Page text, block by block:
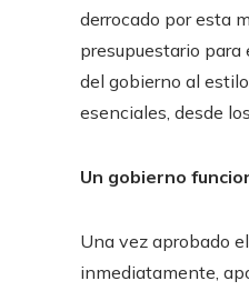
derrocado por esta
presupuestario para
del gobierno al
esenciales, desde
Un gobierno
Una vez aprobado
inmediatamente,